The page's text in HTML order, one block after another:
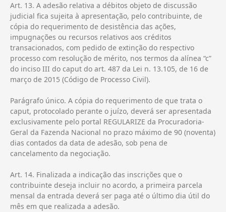
Art. 13. A adesão relativa a débitos objeto de discussão
judicial fica sujeita à apresentação, pelo contribuinte, de
cópia do requerimento de desistência das ações,
impugnações ou recursos relativos aos créditos
transacionados, com pedido de extinção do respectivo
processo com resolução de mérito, nos termos da alínea “c”
do inciso III do caput do art. 487 da Lei n. 13.105, de 16 de
março de 2015 (Código de Processo Civil).
Parágrafo único. A cópia do requerimento de que trata o
caput, protocolado perante o juízo, deverá ser apresentada
exclusivamente pelo portal REGULARIZE da Procuradoria-
Geral da Fazenda Nacional no prazo máximo de 90 (noventa)
dias contados da data de adesão, sob pena de
cancelamento da negociação.
Art. 14. Finalizada a indicação das inscrições que o
contribuinte deseja incluir no acordo, a primeira parcela
mensal da entrada deverá ser paga até o último dia útil do
mês em que realizada a adesão.